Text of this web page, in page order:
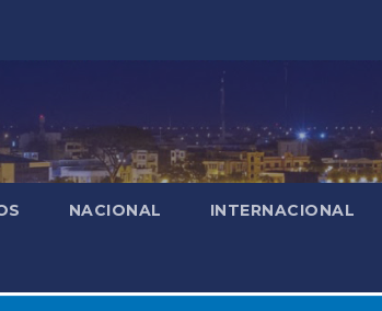
NACIONAL INTERNACIONAL